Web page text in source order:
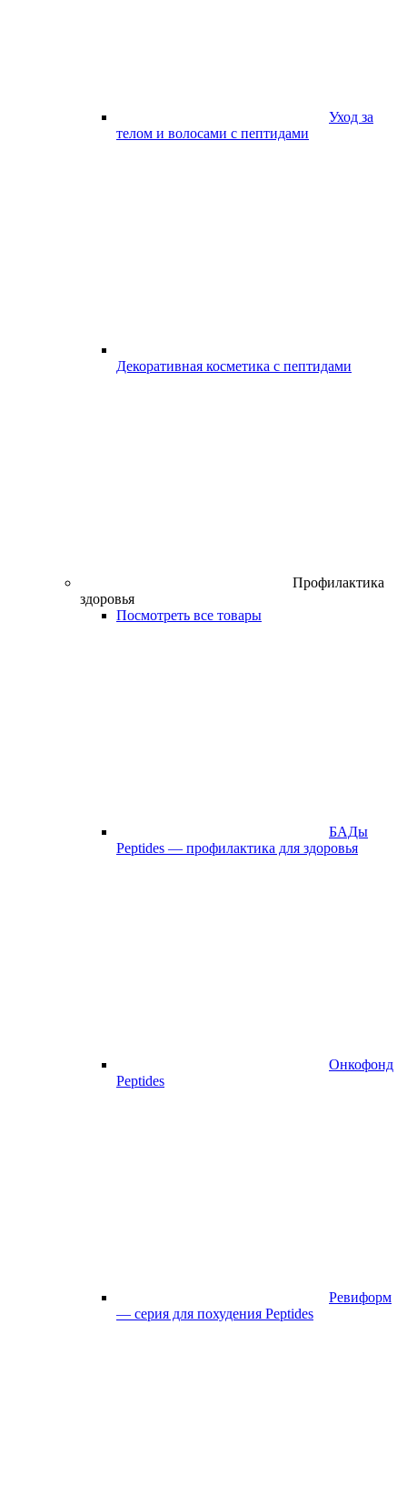
Уход за
телом и волосами с пептидами
Декоративная косметика с пептидами
Профилактика
здоровья
Посмотреть все товары
БАДы
Peptides — профилактика для здоровья
Онкофонд
Peptides
Ревиформ
— серия для похудения Peptides